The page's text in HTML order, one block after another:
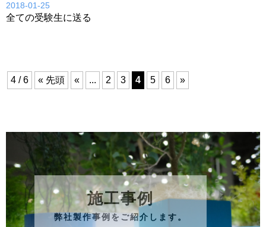
2018-01-25
全ての受験生に送る
4 / 6 « 先頭 « ... 2 3 4 5 6 »
施工事例
弊社製作事例をご紹介します。